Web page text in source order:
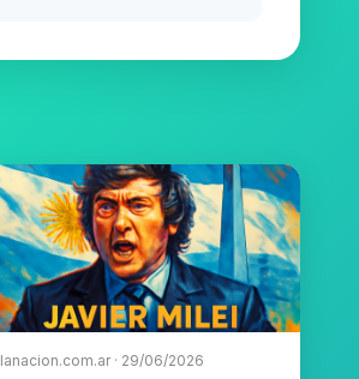
lanacion.com.ar · 29/06/2026